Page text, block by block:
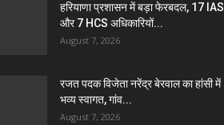
हरियाणा प्रशासन में बड़ा फेरबदल, 17 IAS
और 7 HCS अधिकारियों...
August 7, 2026
रजत पदक विजेता नरेंद्र बेरवाल का हांसी में
भव्य स्वागत, गांव...
August 7, 2026